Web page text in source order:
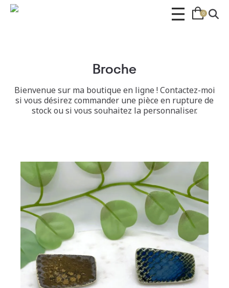
0
Broche
Bienvenue sur ma boutique en ligne ! Contactez-moi
si vous désirez commander une pièce en rupture de
stock ou si vous souhaitez la personnaliser.
Broche en grès ANYA